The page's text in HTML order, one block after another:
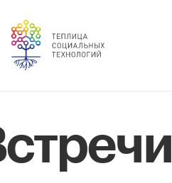
Главное